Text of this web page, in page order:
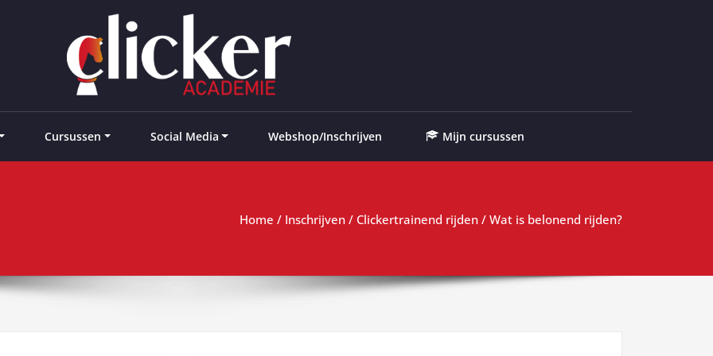
Cursussen Social Media Webshop/Inschrijven Mijn cursussen
Home / Inschrijven / Clickertrainend rijden / Wat is belonend rijden?